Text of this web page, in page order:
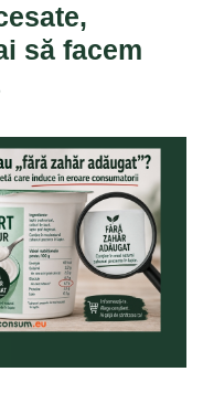
să facem